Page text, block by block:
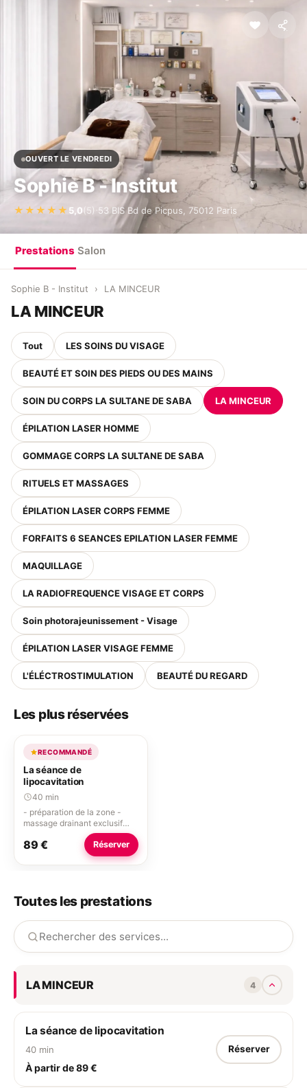
OUVERT LE VENDREDI
Sophie B - Institut
★★★★★ 5,0(5) ·53 BIS Bd de Picpus, 75012 Paris
Prestations Salon
Sophie B - Institut › LA MINCEUR
LA MINCEUR
Tout LES SOINS DU VISAGE
BEAUTÉ ET SOIN DES PIEDS OU DES MAINS
SOIN DU CORPS LA SULTANE DE SABA LA MINCEUR
ÉPILATION LASER HOMME
GOMMAGE CORPS LA SULTANE DE SABA
RITUELS ET MASSAGES
ÉPILATION LASER CORPS FEMME
FORFAITS 6 SEANCES EPILATION LASER FEMME
MAQUILLAGE
LA RADIOFREQUENCE VISAGE ET CORPS
Soin photorajeunissement - Visage
ÉPILATION LASER VISAGE FEMME
L'ÉLÉCTROSTIMULATION BEAUTÉ DU REGARD
Les plus réservées
RECOMMANDÉ
La séance de
lipocavitation
40 min
- préparation de la zone -
massage drainant exclusif
pour stimuler la circulation et
favoriser l'élimination
naturelle - traitement par
ultrasons sur zone définie -
et gourmand
89 € Réserver
Toutes les prestations
LA MINCEUR 4
La séance de lipocavitation
40 min
À partir de 89 €
Réserver